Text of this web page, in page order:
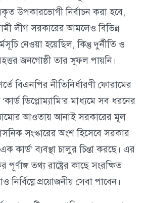
উপকারভোগী নির্বাচন করা হবে,
লীগ সরকারের আমলেও বিভিন্ন
নেওয়া হয়েছিল, কিন্তু দুর্নীতি ও
জনগোষ্ঠী তার সুফল পায়নি।
বিএনপির নীতিনির্ধারণী ফোরামের
ডিপ্লোম্যামি’র মাধ্যমে সব ধরনের
আওতায় আনাই সরকারের মূল
সংস্কারের অংশ হিসেবে সরকার
কার্ড’ ব্যবস্থা চালুর চিন্তা করছে। এর
তথ্য রাষ্ট্রের কাছে সংরক্ষিত
প্রয়োজনীয় সেবা পাবেন।